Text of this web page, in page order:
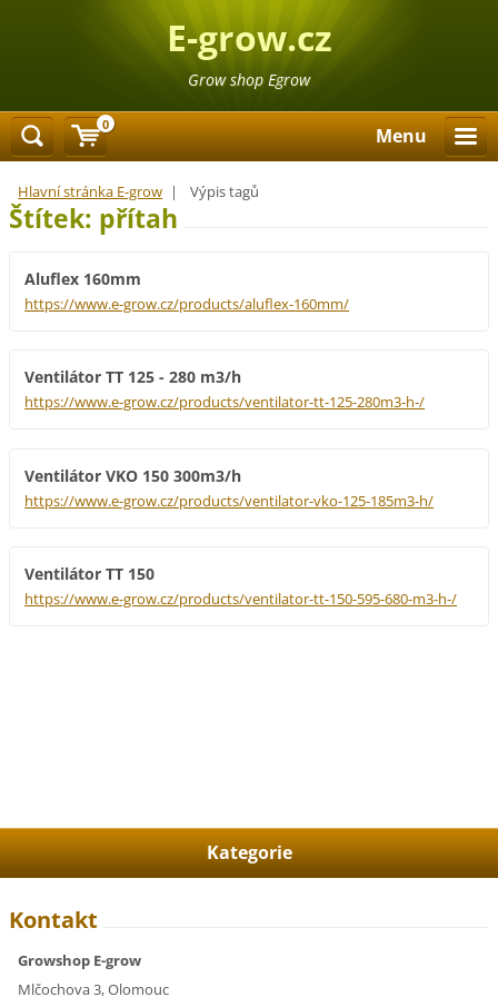
E-grow.cz
Grow shop Egrow
Menu
Hlavní stránka E-grow | Výpis tagů
Štítek: přítah
Aluflex 160mm
https://www.e-grow.cz/products/aluflex-160mm/
Ventilátor TT 125 - 280 m3/h
https://www.e-grow.cz/products/ventilator-tt-125-280m3-h-/
Ventilátor VKO 150 300m3/h
https://www.e-grow.cz/products/ventilator-vko-125-185m3-h/
Ventilátor TT 150
https://www.e-grow.cz/products/ventilator-tt-150-595-680-m3-h-/
Kategorie
Kontakt
Growshop E-grow
Mlčochova 3, Olomouc
0